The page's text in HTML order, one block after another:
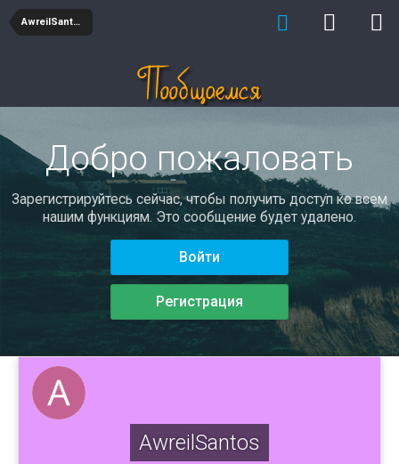
AwreilSantos
Добро пожаловать
Зарегистрируйтесь сейчас, чтобы получить доступ ко всем
нашим функциям. Это сообщение будет удалено.
Войти
Регистрация
AwreilSantos